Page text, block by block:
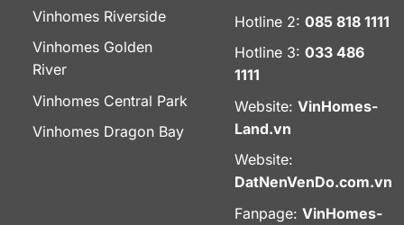
Vinhomes Riverside
Vinhomes Golden
River
Vinhomes Central Park
Vinhomes Dragon Bay
Hotline 2: 085 818 1111
Hotline 3: 033 486
1111
Website: VinHomes-
Land.vn
Website:
DatNenVenDo.com.vn
Fanpage: VinHomes-